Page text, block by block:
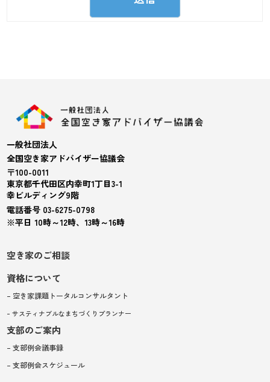
一般社団法人
全国空き家アドバイザー協議会
〒100-0011
東京都千代田区内幸町1丁目3-1
幸ビルディング9階
電話番号 03-6275-0798
※平日 10時～12時、13時～16時
空き家のご相談
資格について
– 空き家課題トータルコンサルタント
– サスティナブルなまちづくりプランナー
支部のご案内
– 支部例会議事録
– 支部例会スケジュール